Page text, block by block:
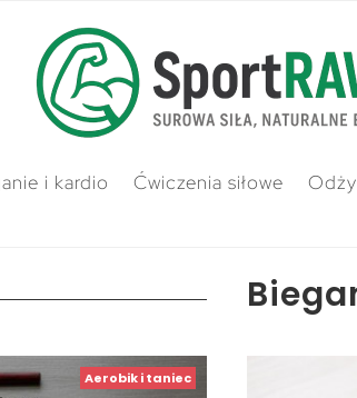
i kardio Ćwiczenia siłowe
Aerobik i taniec